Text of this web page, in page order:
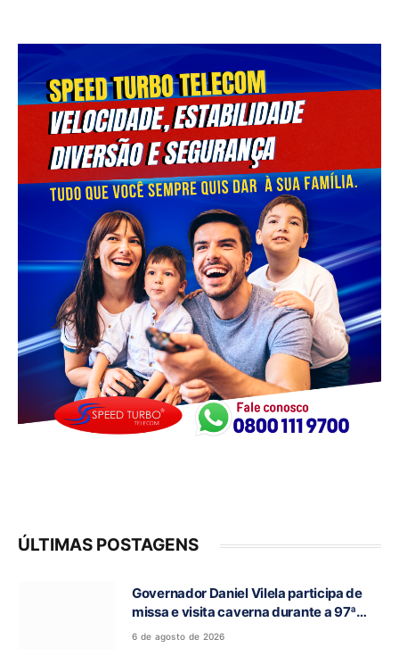
ÚLTIMAS POSTAGENS
Governador Daniel Vilela participa de
missa e visita caverna durante a 97ª
Romaria do Bom Jesus da Lapa de Terra
6 de agosto de 2026